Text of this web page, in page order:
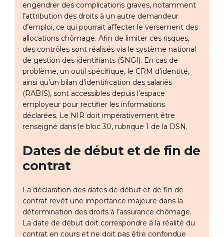
engendrer des complications graves, notamment
l’attribution des droits à un autre demandeur
d’emploi, ce qui pourrait affecter le versement des
allocations chômage. Afin de limiter ces risques,
des contrôles sont réalisés via le système national
de gestion des identifiants (SNGI). En cas de
problème, un outil spécifique, le CRM d’identité,
ainsi qu’un bilan d’identification des salariés
(RABIS), sont accessibles depuis l’espace
employeur pour rectifier les informations
déclarées. Le NIR doit impérativement être
renseigné dans le bloc 30, rubrique 1 de la DSN.
Dates de début et de fin de
contrat
La déclaration des dates de début et de fin de
contrat revêt une importance majeure dans la
détermination des droits à l’assurance chômage.
La date de début doit correspondre à la réalité du
contrat en cours et ne doit pas être confondue